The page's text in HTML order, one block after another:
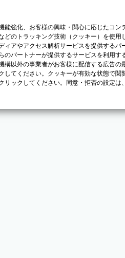
能強化、お客様の興味・関心に応じたコ
どのトラッキング技術（クッキー）を使
ィアやアクセス解析サービスを提供する
のパートナーが提供するサービスを利用
構以外の事業者がお客様に配信する広告
してください。クッキーが有効な状態で
リックしてください。同意・拒否の設定は